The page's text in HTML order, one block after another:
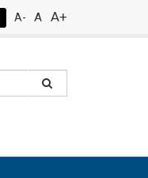
A- A A+